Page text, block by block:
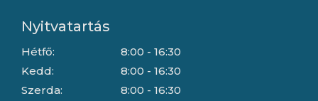
Nyitvatartás
Hétfő:
Kedd:
Szerda:
8:00 - 16:30
8:00 - 16:30
8:00 - 16:30